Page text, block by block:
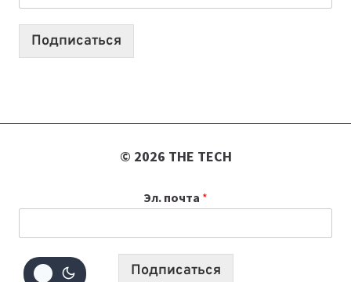
2026:
10
Подписаться
© 2026 THE TECH
Эл. почта *
Подписаться